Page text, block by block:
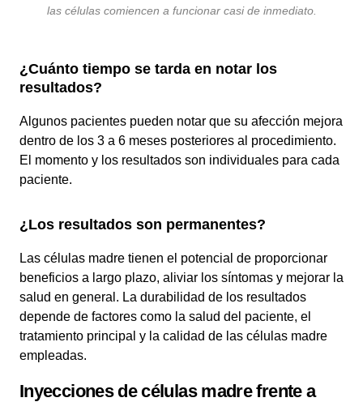
las células comiencen a funcionar casi de inmediato.
¿Cuánto tiempo se tarda en notar los
resultados?
Algunos pacientes pueden notar que su afección mejora
dentro de los 3 a 6 meses posteriores al procedimiento.
El momento y los resultados son individuales para cada
paciente.
¿Los resultados son permanentes?
Las células madre tienen el potencial de proporcionar
beneficios a largo plazo, aliviar los síntomas y mejorar la
salud en general. La durabilidad de los resultados
depende de factores como la salud del paciente, el
tratamiento principal y la calidad de las células madre
empleadas.
Inyecciones de células madre frente a